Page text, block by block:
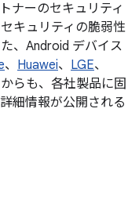
ナーのセキュリティ
キュリティの脆弱性
、Android デバイス
、 Huawei、 LGE、
らも、各社製品に固
細情報が公開される